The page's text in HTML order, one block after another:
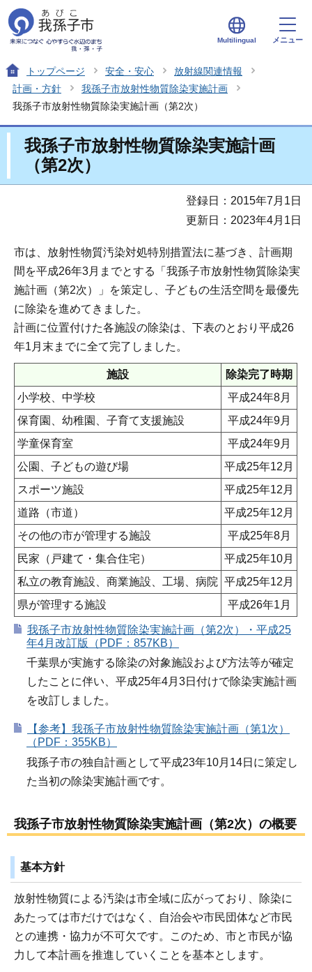
Multilingual メニュー
トップページ 安全・安心
放射線関連情報
計画・方針
我孫子市放射性物質除染実施計画
我孫子市放射性物質除染実施計画（第2次）
我孫子市放射性物質除染実施計画
（第2次）
登録日：2015年7月1日
更新日：2023年4月1日
市は、放射性物質汚染対処特別措置法に基づき、計画期
間を平成26年3月までとする「我孫子市放射性物質除染実
施計画（第2次）」を策定し、子どもの生活空間を最優先
に除染を進めてきました。
計画に位置付けた各施設の除染は、下表のとおり平成26
年1月末までに全て完了しました。
施設
除染完了時期
小学校、中学校
平成24年8月
保育園、幼稚園、子育て支援施設
平成24年9月
学童保育室
平成24年9月
公園、子どもの遊び場
平成25年12月
スポーツ施設
平成25年12月
道路（市道）
平成25年12月
その他の市が管理する施設
平成25年8月
民家（戸建て・集合住宅）
平成25年10月
私立の教育施設、商業施設、工場、病院 平成25年12月
県が管理する施設
平成26年1月
我孫子市放射性物質除染実施計画（第2次）・平成25
年4月改訂版（PDF：857KB）
千葉県が実施する除染の対象施設および方法等が確定
したことに伴い、平成25年4月3日付けで除染実施計画
を改訂しました。
【参考】我孫子市放射性物質除染実施計画（第1次）
（PDF：355KB）
我孫子市の独自計画として平成23年10月14日に策定し
た当初の除染実施計画です。
我孫子市放射性物質除染実施計画（第2次）の概要
基本方針
放射性物質による汚染は市全域に広がっており、除染に
あたっては市だけではなく、自治会や市民団体など市民
との連携・協力が不可欠です。このため、市と市民が協
力して本計画を推進していくことを基本とします。